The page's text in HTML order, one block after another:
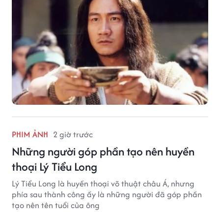
PHIM ẢNH 2 giờ trước
Những người góp phần tạo nên huyền
thoại Lý Tiểu Long
Lý Tiểu Long là huyền thoại võ thuật châu Á, nhưng
phía sau thành công ấy là những người đã góp phần
tạo nên tên tuổi của ông